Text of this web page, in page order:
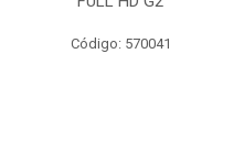
Código: 570041